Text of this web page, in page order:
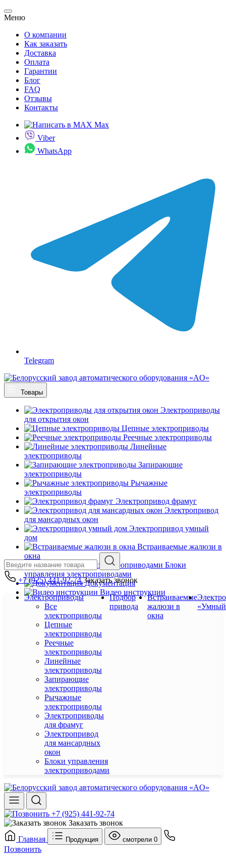
Меню
О компании
Как заказать
Доставка
Оплата
Гарантии
Блог
FAQ
Отзывы
Контакты
Max
Viber
WhatsApp
Telegram
Товары
Электроприводы
для открытия окон
Цепные электроприводы
Реечные электроприводы
Линейные
электроприводы
Запирающие
электроприводы
Рычажные
электроприводы
Электропривод фрамуг
Электропривод
для мансардных окон
Электропривод умный
дом
Встраиваемые жалюзи в
окна
Блоки
управления электроприводами
Документация
Видео инструкции
+7 (925) 441-92-74Заказать звонок
Электроприводы
Все
электроприводы
Цепные
электроприводы
Реечные
электроприводы
Линейные
электроприводы
Запирающие
электроприводы
Рычажные
электроприводы
Электроприводы
для фрамуг
Электропривод
для мансардных
окон
Блоки управления
электроприводами
Подбор
привода
Встраиваемые
жалюзи в
окна
+7 (925) 441-92-74
Заказать звонок
Главная
Продукция смотрели 0
Позвонить